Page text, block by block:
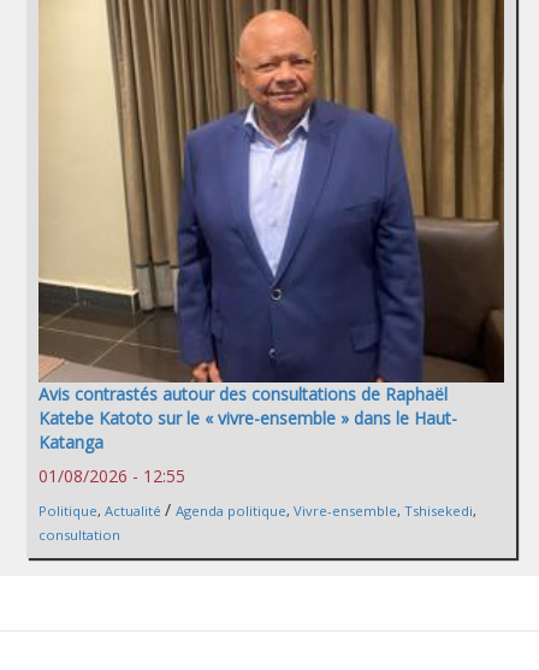
Avis contrastés autour des consultations de Raphaël
Katebe Katoto sur le « vivre-ensemble » dans le Haut-
Katanga
01/08/2026 - 12:55
Politique, Actualité / Agenda politique, Vivre-ensemble, Tshisekedi,
consultation